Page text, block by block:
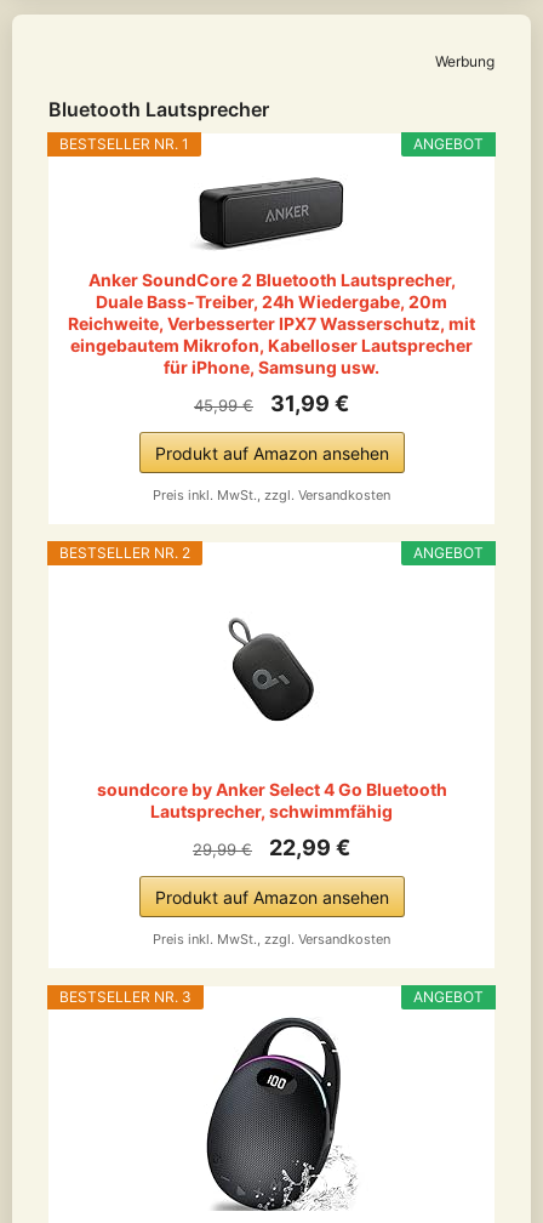
Werbung
Bluetooth Lautsprecher
ANGEBOT
BESTSELLER NR. 1
Anker SoundCore 2 Bluetooth Lautsprecher,
Duale Bass-Treiber, 24h Wiedergabe, 20m
Reichweite, Verbesserter IPX7 Wasserschutz, mit
eingebautem Mikrofon, Kabelloser Lautsprecher
für iPhone, Samsung usw.
45,99 € 31,99 €
Produkt auf Amazon ansehen
Preis inkl. MwSt., zzgl. Versandkosten
ANGEBOT
BESTSELLER NR. 2
soundcore by Anker Select 4 Go Bluetooth
Lautsprecher, schwimmfähig
29,99 € 22,99 €
Produkt auf Amazon ansehen
Preis inkl. MwSt., zzgl. Versandkosten
ANGEBOT
BESTSELLER NR. 3